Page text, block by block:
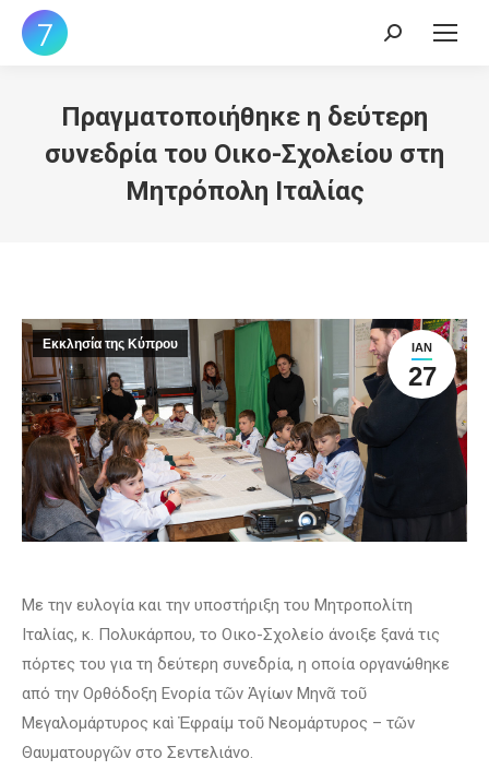
Search:
Πραγματοποιήθηκε η δεύτερη
συνεδρία του Οικο-Σχολείου στη
Μητρόπολη Ιταλίας
ΙΑΝ
27
Εκκλησία της Κύπρου
Με την ευλογία και την υποστήριξη του Μητροπολίτη
Ιταλίας, κ. Πολυκάρπου, το Οικο-Σχολείο άνοιξε ξανά τις
πόρτες του για τη δεύτερη συνεδρία, η οποία οργανώθηκε
από την Ορθόδοξη Ενορία τῶν Ἁγίων Μηνᾶ τοῦ
Μεγαλομάρτυρος καὶ Ἐφραίμ τοῦ Νεομάρτυρος – τῶν
Θαυματουργῶν στο Σεντελιάνο.